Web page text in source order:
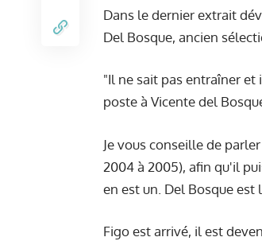
Dans le dernier extrait
Del Bosque, ancien
"Il ne sait pas entraîner et
poste à Vicente del
Je vous conseille de
2004 à 2005), afin qu'il
en est un. Del Bosque est
Figo est arrivé, il est